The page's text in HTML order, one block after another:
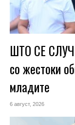
ШТО СЕ
со жестоки
младите
6 август, 2026